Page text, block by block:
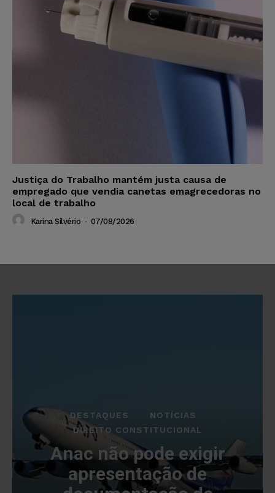
Justiça do Trabalho mantém justa causa de
empregado que vendia canetas emagrecedoras no
local de trabalho
Karina Silvério - 07/08/2026